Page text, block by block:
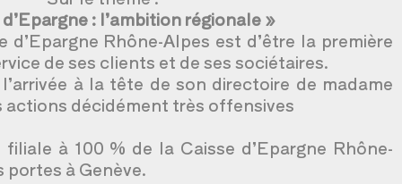
: l’ambition régionale »
d’Epargne Rhône-Alpes est d’être la première
de ses clients et de ses sociétaires.
à la tête de son directoire de madame
actions décidément très offensives
à 100 % de la Caisse d’Epargne Rhône-
portes à Genève.